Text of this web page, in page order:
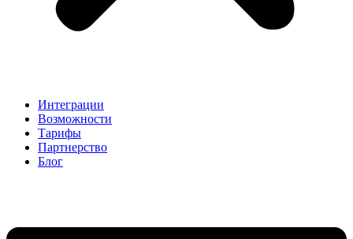
Интеграции
Возможности
Тарифы
Партнерство
Блог